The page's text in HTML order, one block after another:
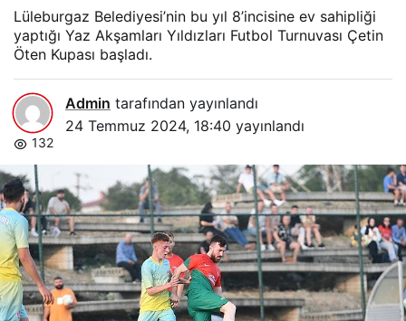
Lüleburgaz Belediyesi’nin bu yıl 8’incisine ev sahipliği
yaptığı Yaz Akşamları Yıldızları Futbol Turnuvası Çetin
Öten Kupası başladı.
Admin tarafından yayınlandı
24 Temmuz 2024, 18:40 yayınlandı
132
Kupası başladı